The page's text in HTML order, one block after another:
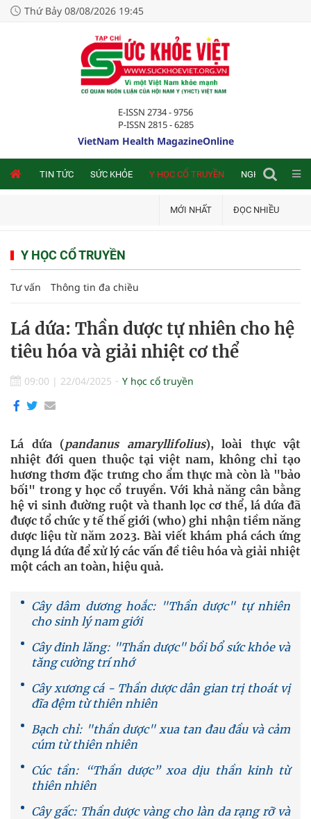
Thứ Bảy 08/08/2026 19:45
E-ISSN 2734 - 9756
P-ISSN 2815 - 6285
VietNam Health MagazineOnline
TIN TỨC SỨC KHỎE Y HỌC CỔ TRUYỀN NGHIÊN CỨU
MỚI NHẤT ĐỌC NHIỀU
Y HỌC CỔ TRUYỀN
Tư vấn Thông tin đa chiều
Lá dứa: Thần dược tự nhiên cho hệ
tiêu hóa và giải nhiệt cơ thể
09:00 | 22/04/2025 Y học cổ truyền
Lá dứa (pandanus amaryllifolius), loài thực vật
nhiệt đới quen thuộc tại việt nam, không chỉ tạo
hương thơm đặc trưng cho ẩm thực mà còn là "bảo
bối" trong y học cổ truyền. Với khả năng cân bằng
hệ vi sinh đường ruột và thanh lọc cơ thể, lá dứa đã
được tổ chức y tế thế giới (who) ghi nhận tiềm năng
dược liệu từ năm 2023. Bài viết khám phá cách ứng
dụng lá dứa để xử lý các vấn đề tiêu hóa và giải nhiệt
một cách an toàn, hiệu quả.
Cây dâm dương hoắc: "Thần dược" tự nhiên
cho sinh lý nam giới
Cây đinh lăng: "Thần dược" bồi bổ sức khỏe và
tăng cường trí nhớ
Cây xương cá - Thần dược dân gian trị thoát vị
đĩa đệm từ thiên nhiên
Bạch chỉ: "thần dược" xua tan đau đầu và cảm
cúm từ thiên nhiên
Cúc tần: “Thần dược” xoa dịu thần kinh từ
thiên nhiên
Cây gấc: Thần dược vàng cho làn da rạng rỡ và